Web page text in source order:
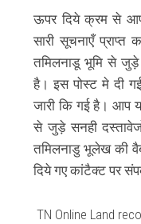
ऊपर दिये क्रम से
सारी सूचनाएँ
तमिलनाडू भूमि से
है। इस पोस्ट मे दी गई
जारी कि गई है। आप
से जुड़े सनही
तमिलनाडु भूलेख की
दिये गए कांटैक्ट पर
TN Online Land